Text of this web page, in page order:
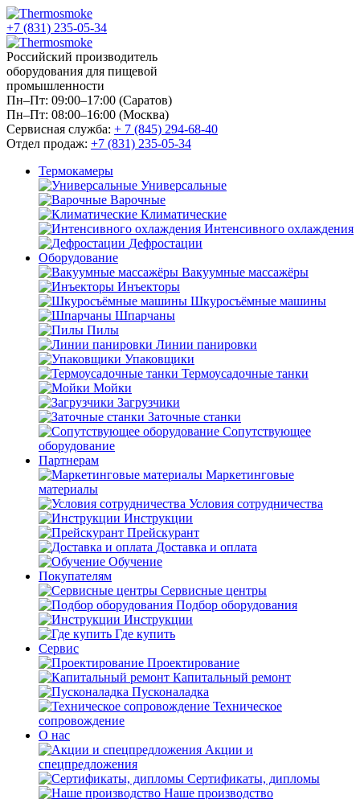
+7 (831) 235-05-34
Российский производитель
оборудования для пищевой
промышленности
Пн–Пт: 09:00–17:00 (Саратов)
Пн–Пт: 08:00–16:00 (Москва)
Сервисная служба: + 7 (845) 294-68-40
Отдел продаж: +7 (831) 235-05-34
Термокамеры
Универсальные
Варочные
Климатические
Интенсивного охлаждения
Дефростации
Оборудование
Вакуумные массажёры
Инъекторы
Шкуросъёмные машины
Шпарчаны
Пилы
Линии панировки
Упаковщики
Термоусадочные танки
Мойки
Загрузчики
Заточные станки
Сопутствующее
оборудование
Партнерам
Маркетинговые
материалы
Условия сотрудничества
Инструкции
Прейскурант
Доставка и оплата
Обучение
Покупателям
Сервисные центры
Подбор оборудования
Инструкции
Где купить
Сервис
Проектирование
Капитальный ремонт
Пусконаладка
Техническое
сопровождение
О нас
Акции и
спецпредложения
Сертификаты, дипломы
Наше производство